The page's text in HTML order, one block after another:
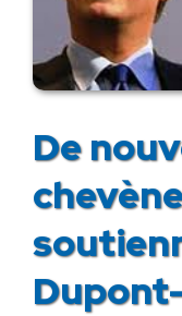
De